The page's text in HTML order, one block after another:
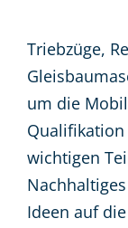
Triebzüge,
um die
wichtigen
Ideen auf